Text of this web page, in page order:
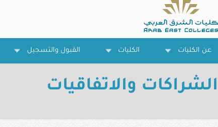
إلى
المحتوى
الرئيسي
عن الكليات الكليات القبول والتسجيل
الشراكات والاتفاقيات